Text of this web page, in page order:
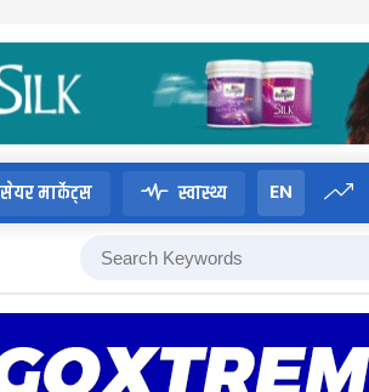
सेयर मार्केट्स स्वास्थ्य EN